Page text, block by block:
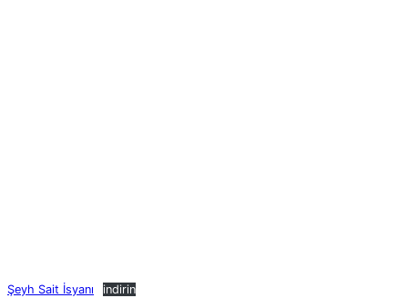
Şeyh Sait İsyanı indirin